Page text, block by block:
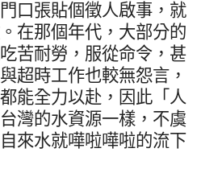
口張貼個徵人啟事，就
在那個年代，大部分的
苦耐勞，服從命令，甚
超時工作也較無怨言，
能全力以赴，因此「人
灣的水資源一樣，不虞
來水就嘩啦嘩啦的流下